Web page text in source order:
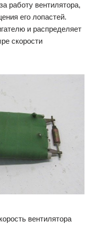
работу вентилятора,
его лопастей.
и распределяет
скорости
вентилятора